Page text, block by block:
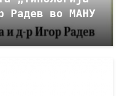
Радев во МАНУ